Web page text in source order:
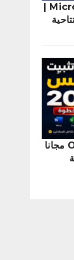
دورة وكورس Microsoft Word |
تحميل وتثبيت اوفيس Office مجانا